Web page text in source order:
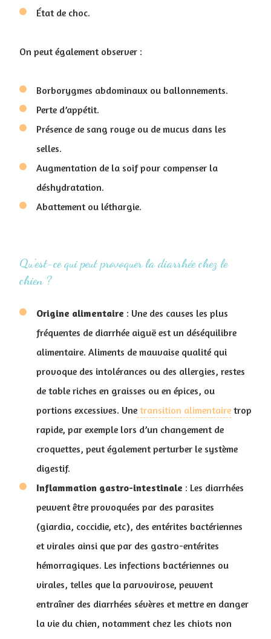
État de choc.
On peut également observer :
Borborygmes abdominaux ou ballonnements.
Perte d’appétit.
Présence de sang rouge ou de mucus dans les
selles.
Augmentation de la soif pour compenser la
déshydratation.
Abattement ou léthargie.
Qu'est-ce qui peut provoquer la diarrhée chez le
chien ?
Origine alimentaire : Une des causes les plus
fréquentes de diarrhée aiguë est un déséquilibre
alimentaire. Aliments de mauvaise qualité qui
provoque des intolérances ou des allergies, restes
de table riches en graisses ou en épices, ou
portions excessives. Une transition alimentaire trop
rapide, par exemple lors d’un changement de
croquettes, peut également perturber le système
digestif.
Inflammation gastro-intestinale : Les diarrhées
peuvent être provoquées par des parasites
(giardia, coccidie, etc), des entérites bactériennes
et virales ainsi que par des gastro-entérites
hémorragiques. Les infections bactériennes ou
virales, telles que la parvovirose, peuvent
entraîner des diarrhées sévères et mettre en danger
la vie du chien, notamment chez les chiots non